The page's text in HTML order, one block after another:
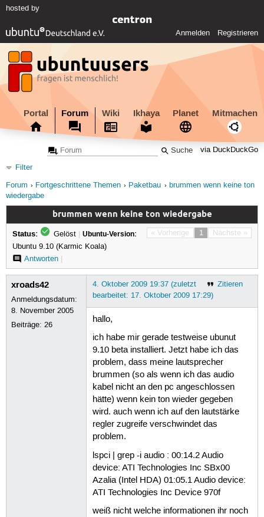
hosted by
Anmelden Registrieren
Portal Forum Wiki Ikhaya Planet Mitmachen
via DuckDuckGo
Filter
Forum
Fortgeschrittene Themen Paketbau
brummen wenn keine ton
wiedergabe
brummen wenn keine ton wiedergabe
« Vorherige 1 Nächste »
Status: Gelöst | Ubuntu-Version:
Ubuntu 9.10 (Karmic Koala)
Antworten|
xroads42
Anmeldungsdatum:
8. November 2005
Beiträge:26
Zitieren
4. Oktober 2009 19:37 (zuletzt
bearbeitet: 17. Oktober 2009 17:29)
hallo,
ich habe mir gerade testweise ubunut
9.10 beta installiert. Jetzt habe ich das
problem, dass meine lautsprecher
brummen (so als wenn ich das audio
kabel nicht an den pc angeschlossen
hätte) wenn kein ton wieder gegeben
wird. auch wenn ich auf den lautstärke
regler zugreife verschwindet das
problem.
lspci | grep -i audio : 00:14.2 Audio
device: ATI Technologies Inc SBx00
Azalia (Intel HDA) 01:05.1 Audio device:
ATI Technologies Inc Device 970f
weiß nicht welche informationen ihr noch